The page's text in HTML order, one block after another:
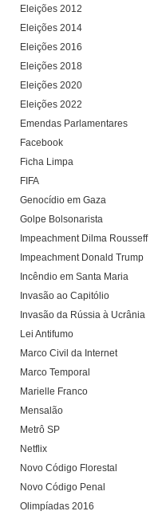
Eleições 2012
Eleições 2014
Eleições 2016
Eleições 2018
Eleições 2020
Eleições 2022
Emendas Parlamentares
Facebook
Ficha Limpa
FIFA
Genocídio em Gaza
Golpe Bolsonarista
Impeachment Dilma Rousseff
Impeachment Donald Trump
Incêndio em Santa Maria
Invasão ao Capitólio
Invasão da Rússia à Ucrânia
Lei Antifumo
Marco Civil da Internet
Marco Temporal
Marielle Franco
Mensalão
Metrô SP
Netflix
Novo Código Florestal
Novo Código Penal
Olimpíadas 2016